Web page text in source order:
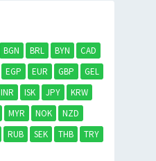
BGN BRL BYN
CAD
EGP EUR GBP
GEL
INR ISK JPY
KRW
MYR NOK
NZD
RUB SEK THB
TRY